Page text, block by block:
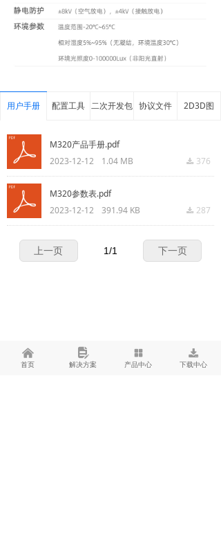
用户手册 配置工具 二次开发包 协议文件 2D3D图
M320产品手册.pdf
끂 376
2023-12-12 1.04 MB
M320参数表.pdf
끂 287
2023-12-12 391.94 KB
上一页 下一页
1/1
낀
首页
넖
解决方案
넒
产品中心
끂
下载中心